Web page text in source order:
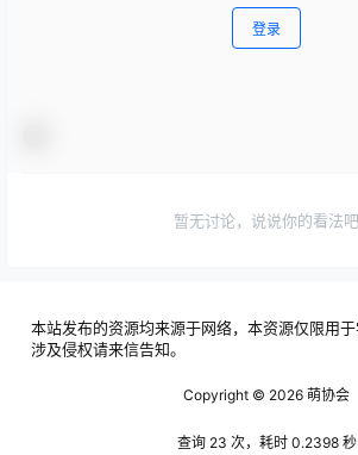
登录
暂无讨论，说说你的看法吧
本站发布的资源均来源于网络，本资源仅限用
涉及侵权请来信告知。
Copyright © 2026 萌协会
查询 23 次，耗时 0.2398 秒